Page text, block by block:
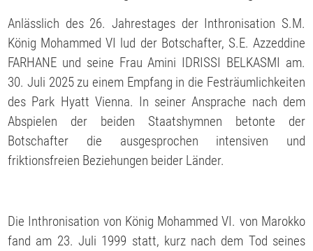
Anlässlich des 26. Jahrestages der Inthronisation S.M.
König Mohammed VI lud der Botschafter, S.E. Azzeddine
FARHANE und seine Frau Amini IDRISSI BELKASMI am.
30. Juli 2025 zu einem Empfang in die Festräumlichkeiten
des Park Hyatt Vienna. In seiner Ansprache nach dem
Abspielen der beiden Staatshymnen betonte der
Botschafter die ausgesprochen intensiven und
friktionsfreien Beziehungen beider Länder.
Die Inthronisation von König Mohammed VI. von Marokko
fand am 23. Juli 1999 statt, kurz nach dem Tod seines